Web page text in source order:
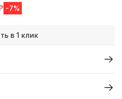
-7%
в 1 клик